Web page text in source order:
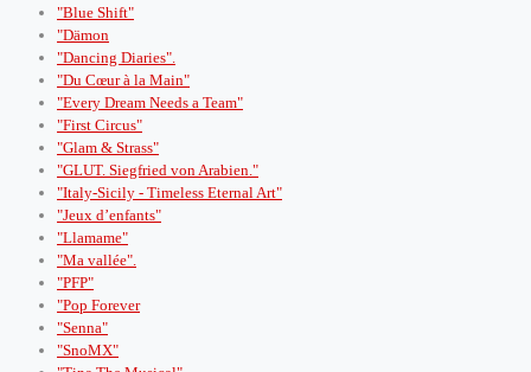
"Blue Shift"
"Dämon
"Dancing Diaries".
"Du Cœur à la Main"
"Every Dream Needs a Team"
"First Circus"
"Glam & Strass"
"GLUT. Siegfried von Arabien."
"Italy-Sicily - Timeless Eternal Art"
"Jeux d’enfants"
"Llamame"
"Ma vallée".
"PFP"
"Pop Forever
"Senna"
"SnoMX"